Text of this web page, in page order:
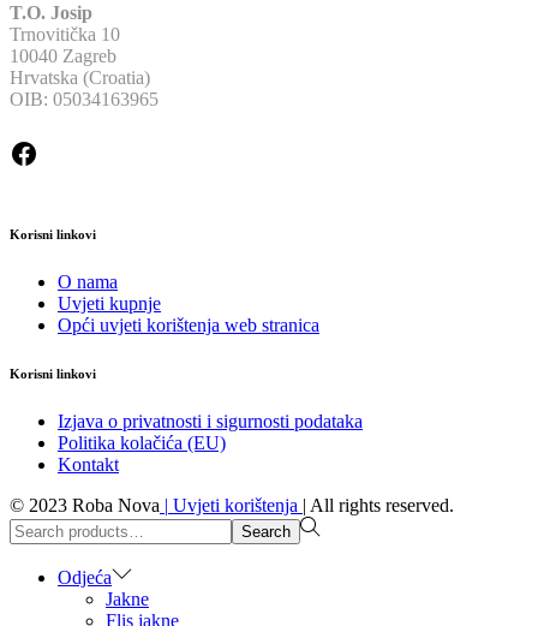
T.O. Josip
Trnovitička 10
10040 Zagreb
Hrvatska (Croatia)
OIB: 05034163965
Facebook
Korisni linkovi
O nama
Uvjeti kupnje
Opći uvjeti korištenja web stranica
Korisni linkovi
Izjava o privatnosti i sigurnosti podataka
Politika kolačića (EU)
Kontakt
© 2023 Roba Nova | Uvjeti korištenja | All rights reserved.
Search
for:>
Search
Odjeća
Jakne
Flis jakne